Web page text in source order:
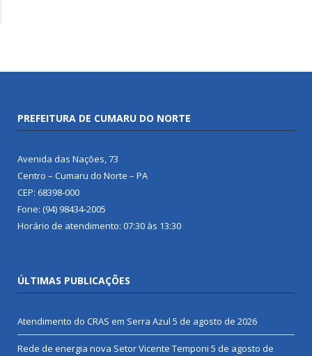
PREFEITURA DE CUMARU DO NORTE
Avenida das Nações, 73
Centro – Cumaru do Norte – PA
CEP: 68398-000
Fone: (94) 98434-2005
Horário de atendimento: 07:30 às 13:30
ÚLTIMAS PUBLICAÇÕES
Atendimento do CRAS em Serra Azul 5 de agosto de 2026
Rede de energia nova Setor Vicente Temponi 5 de agosto de